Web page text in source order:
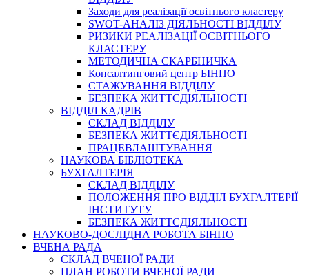
Заходи для реалізації освітнього кластеру
SWOT-АНАЛІЗ ДІЯЛЬНОСТІ ВІДДІЛУ
РИЗИКИ РЕАЛІЗАЦІЇ ОСВІТНЬОГО
КЛАСТЕРУ
МЕТОДИЧНА СКАРБНИЧКА
Консалтинговий центр БІНПО
СТАЖУВАННЯ ВІДДІЛУ
БЕЗПЕКА ЖИТТЄДІЯЛЬНОСТІ
ВІДДІЛ КАДРІВ
СКЛАД ВІДДІЛУ
БЕЗПЕКА ЖИТТЄДІЯЛЬНОСТІ
ПРАЦЕВЛАШТУВАННЯ
НАУКОВА БІБЛІОТЕКА
БУХГАЛТЕРІЯ
СКЛАД ВІДДІЛУ
ПОЛОЖЕННЯ ПРО ВІДДІЛ БУХГАЛТЕРІЇ
ІНСТИТУТУ
БЕЗПЕКА ЖИТТЄДІЯЛЬНОСТІ
НАУКОВО-ДОСЛІДНА РОБОТА БІНПО
ВЧЕНА РАДА
СКЛАД ВЧЕНОЇ РАДИ
ПЛАН РОБОТИ ВЧЕНОЇ РАДИ